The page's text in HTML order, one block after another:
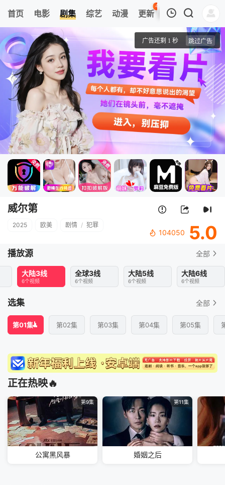
首页 电影 剧集 综艺 动漫 更新
44
热榜 APP
我的观影记录
第01集
威尔第
清空
威尔第
2025 欧美 剧情 / 犯罪
104050 5.0
播放源 全部
大陆3线
6个视频
全球3线
6个视频
大陆5线
6个视频
大陆6线
6个视频
选集 全部
第01集 第02集 第03集 第04集 第05集
正在热映🔥
第9集
公寓黑风暴
第11集
婚姻之后